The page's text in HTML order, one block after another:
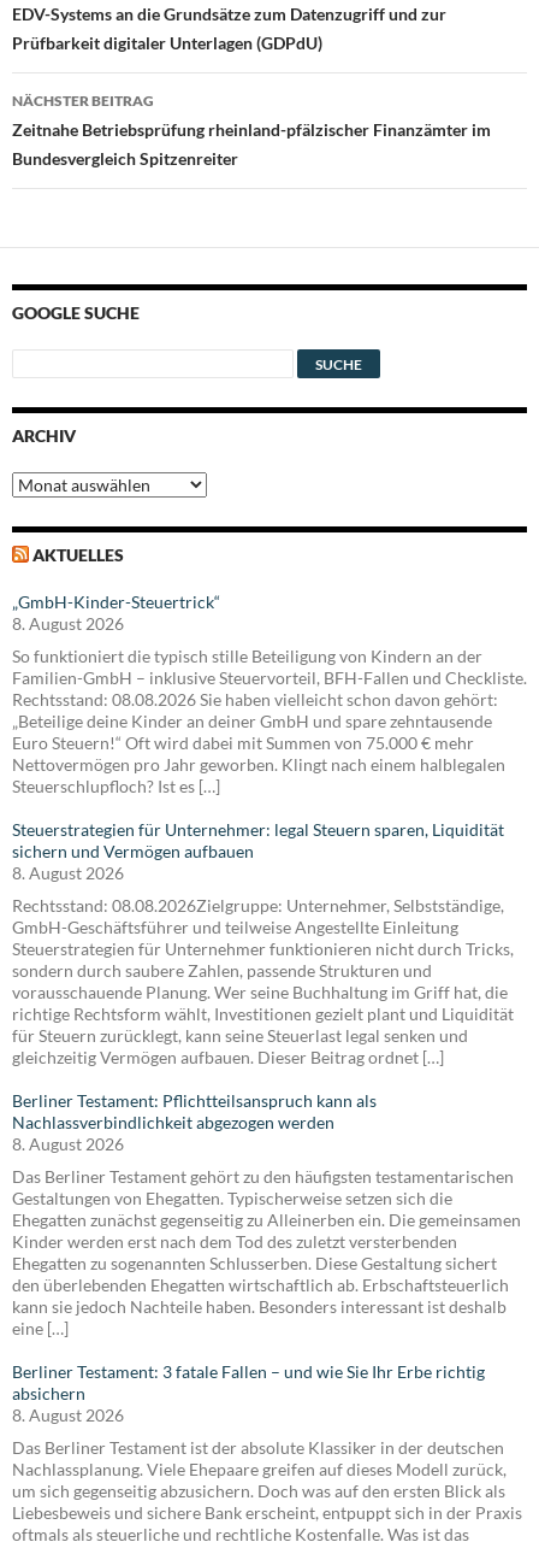
EDV-Systems an die Grundsätze zum Datenzugriff und zur
Prüfbarkeit digitaler Unterlagen (GDPdU)
NÄCHSTER BEITRAG
Zeitnahe Betriebsprüfung rheinland-pfälzischer Finanzämter im
Bundesvergleich Spitzenreiter
GOOGLE SUCHE
ARCHIV
Archiv
AKTUELLES
„GmbH-Kinder-Steuertrick“
8. August 2026
So funktioniert die typisch stille Beteiligung von Kindern an der
Familien-GmbH – inklusive Steuervorteil, BFH-Fallen und Checkliste.
Rechtsstand: 08.08.2026 Sie haben vielleicht schon davon gehört:
„Beteilige deine Kinder an deiner GmbH und spare zehntausende
Euro Steuern!“ Oft wird dabei mit Summen von 75.000 € mehr
Nettovermögen pro Jahr geworben. Klingt nach einem halblegalen
Steuerschlupfloch? Ist es […]
Steuerstrategien für Unternehmer: legal Steuern sparen, Liquidität
sichern und Vermögen aufbauen
8. August 2026
Rechtsstand: 08.08.2026Zielgruppe: Unternehmer, Selbstständige,
GmbH-Geschäftsführer und teilweise Angestellte Einleitung
Steuerstrategien für Unternehmer funktionieren nicht durch Tricks,
sondern durch saubere Zahlen, passende Strukturen und
vorausschauende Planung. Wer seine Buchhaltung im Griff hat, die
richtige Rechtsform wählt, Investitionen gezielt plant und Liquidität
für Steuern zurücklegt, kann seine Steuerlast legal senken und
gleichzeitig Vermögen aufbauen. Dieser Beitrag ordnet […]
Berliner Testament: Pflichtteilsanspruch kann als
Nachlassverbindlichkeit abgezogen werden
8. August 2026
Das Berliner Testament gehört zu den häufigsten testamentarischen
Gestaltungen von Ehegatten. Typischerweise setzen sich die
Ehegatten zunächst gegenseitig zu Alleinerben ein. Die gemeinsamen
Kinder werden erst nach dem Tod des zuletzt versterbenden
Ehegatten zu sogenannten Schlusserben. Diese Gestaltung sichert
den überlebenden Ehegatten wirtschaftlich ab. Erbschaftsteuerlich
kann sie jedoch Nachteile haben. Besonders interessant ist deshalb
eine […]
Berliner Testament: 3 fatale Fallen – und wie Sie Ihr Erbe richtig
absichern
8. August 2026
Das Berliner Testament ist der absolute Klassiker in der deutschen
Nachlassplanung. Viele Ehepaare greifen auf dieses Modell zurück,
um sich gegenseitig abzusichern. Doch was auf den ersten Blick als
Liebesbeweis und sichere Bank erscheint, entpuppt sich in der Praxis
oftmals als steuerliche und rechtliche Kostenfalle. Was ist das